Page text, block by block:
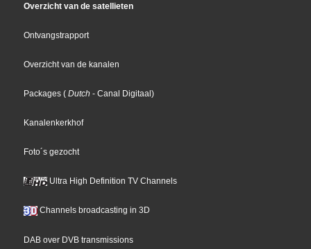
Overzicht van de satellieten
Ontvangstrapport
Overzicht van de kanalen
Packages ( Dutch - Canal Digitaal)
Kanalenkerkhof
Foto´s gezocht
Ultra High Definition TV Channels
Channels broadcasting in 3D
DAB over DVB transmissions